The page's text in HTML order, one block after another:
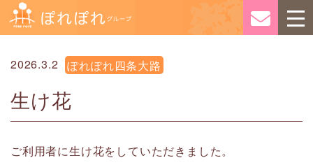
2026.3.2 ぽれぽれ四条大路
生け花
ご利用者に生け花をしていただきました。